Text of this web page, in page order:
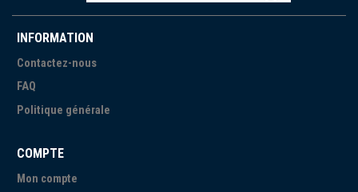
INFORMATION
Contactez-nous
FAQ
Politique générale
COMPTE
Mon compte